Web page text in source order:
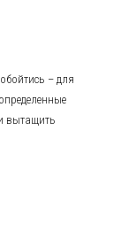
– для
вытащить